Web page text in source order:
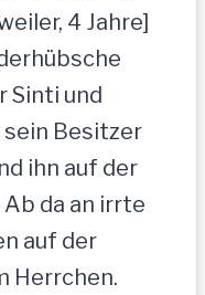
4 Jahre]
Sinti und
sein Besitzer
ihn auf der
da an irrte
auf der
Herrchen.